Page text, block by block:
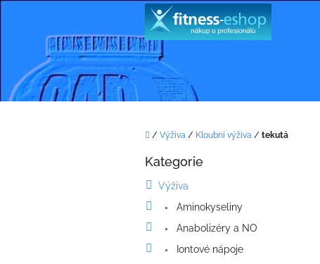
Domů
/ Výživa / Kloubní výživa / tekutá
Přeskočit
Kategorie
Výživa
Aminokyseliny
Anabolizéry a NO
Iontové nápoje